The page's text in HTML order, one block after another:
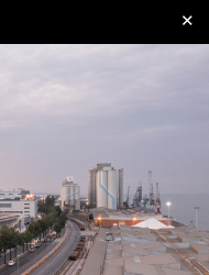
apresentado por
✕